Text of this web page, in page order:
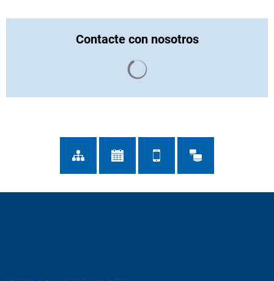
Contacte con nosotros